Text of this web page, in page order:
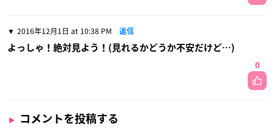
2016年12月1日 at 10:38 PM 返信
よっしゃ！絶対見よう！(見れるかどうか不安だけど…)
0
コメントを投稿する